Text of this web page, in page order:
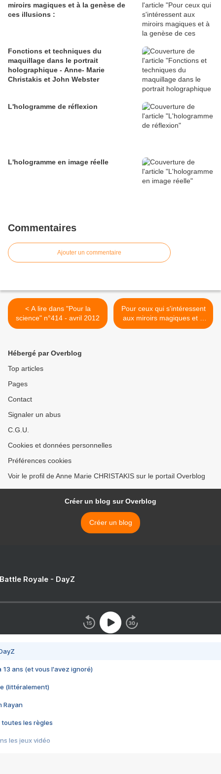
miroirs magiques et à la genèse de
ces illusions :
Fonctions et techniques du
maquillage dans le portrait
holographique - Anne- Marie
Christakis et John Webster
L'hologramme de réflexion
L'hologramme en image réelle
Commentaires
Ajouter un commentaire
< A lire dans "Pour la
science" n°414 - avril 2012
Pour ceux qui s'intéressent
aux miroirs magiques et à
la genèse de ces illusions :
Hébergé par Overblog
Top articles
Pages
Contact
Signaler un abus
C.G.U.
Cookies et données personnelles
Préférences cookies
Voir le profil de Anne Marie CHRISTAKIS sur le portail Overblog
Créer un blog sur Overblog
Créer un blog
Royale - DayZ
13 ans (et vous l'avez ignoré)
(littéralement)
Rayan
toutes les règles
les jeux vidéo